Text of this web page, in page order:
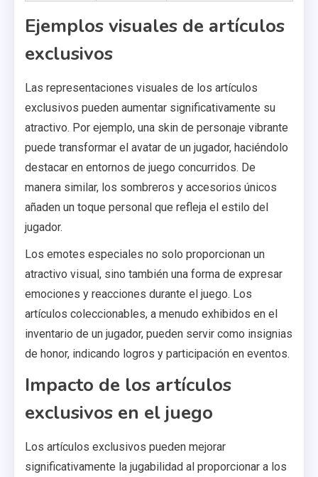
Ejemplos visuales de artículos
exclusivos
Las representaciones visuales de los artículos
exclusivos pueden aumentar significativamente su
atractivo. Por ejemplo, una skin de personaje vibrante
puede transformar el avatar de un jugador, haciéndolo
destacar en entornos de juego concurridos. De
manera similar, los sombreros y accesorios únicos
añaden un toque personal que refleja el estilo del
jugador.
Los emotes especiales no solo proporcionan un
atractivo visual, sino también una forma de expresar
emociones y reacciones durante el juego. Los
artículos coleccionables, a menudo exhibidos en el
inventario de un jugador, pueden servir como insignias
de honor, indicando logros y participación en eventos.
Impacto de los artículos
exclusivos en el juego
Los artículos exclusivos pueden mejorar
significativamente la jugabilidad al proporcionar a los